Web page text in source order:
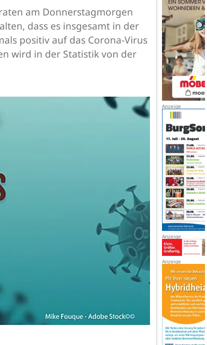
am Donnerstagmorgen
dass es insgesamt in der
positiv auf das Corona-Virus
wird in der Statistik von der